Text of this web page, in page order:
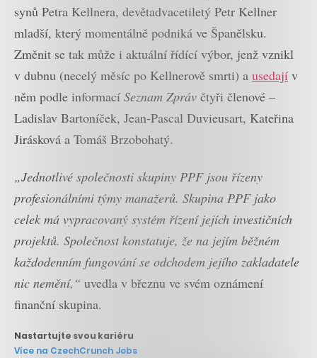
synů Petra Kellnera, devětadvacetiletý Petr Kellner
mladší, který momentálně podniká ve Španělsku.
Změnit se tak může i aktuální řídící výbor, jenž vznikl
v dubnu (necelý měsíc po Kellnerově smrti) a usedají v
něm podle informací Seznam Zpráv čtyři členové –
Ladislav Bartoníček, Jean-Pascal Duvieusart, Kateřina
Jirásková a Tomáš Brzobohatý.
„Jednotlivé společnosti skupiny PPF jsou řízeny
profesionálními týmy manažerů. Skupina PPF jako
celek má vypracovaný systém řízení jejích investičních
projektů. Společnost konstatuje, že na jejím běžném
každodenním fungování se odchodem jejího zakladatele
nic nemění,“ uvedla v březnu ve svém oznámení
finanční skupina.
Nastartujte svou kariéru
Více na CzechCrunch Jobs